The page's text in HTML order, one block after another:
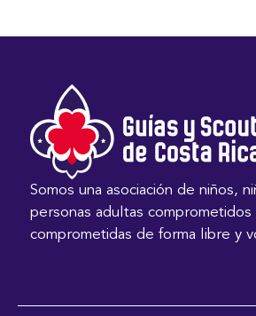
Somos una asociación de niños,
personas adultas comprometidos
comprometidas de forma libre y